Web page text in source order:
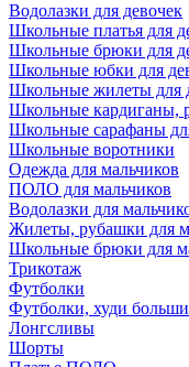
Водолазки для девочек
Школьные платья для
Школьные брюки для
Школьные юбки для
Школьные жилеты для
Школьные кардиганы,
Школьные сарафаны
Школьные воротники
Одежда для мальчиков
ПОЛО для мальчиков
Водолазки для
Жилеты, рубашки для
Школьные брюки для
Трикотаж
Футболки
Футболки, худи
Лонгсливы
Шорты